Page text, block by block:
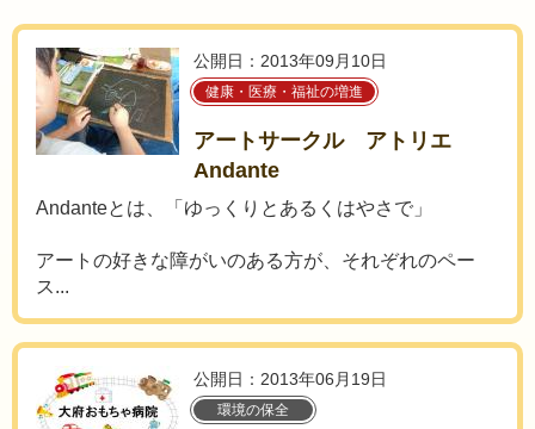
公開日：2013年09月10日
健康・医療・福祉の増進
アートサークル アトリエ
Andante
Andanteとは、「ゆっくりとあるくはやさで」
アートの好きな障がいのある方が、それぞれのペー
ス...
公開日：2013年06月19日
環境の保全